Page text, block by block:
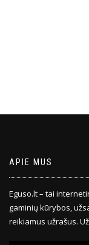
APIE MUS
Eguso.lt – tai
gaminių kūrybos,
reikiamus užrašus.